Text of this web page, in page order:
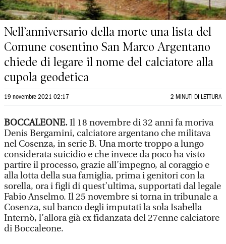
Nell’anniversario della morte una lista del
Comune cosentino San Marco Argentano
chiede di legare il nome del calciatore alla
cupola geodetica
19 novembre 2021 02:17 2 MINUTI DI LETTURA
BOCCALEONE.Il 18 novembre di 32 anni fa moriva
Denis Bergamini, calciatore argentano che militava
nel Cosenza, in serie B. Una morte troppo a lungo
considerata suicidio e che invece da poco ha visto
partire il processo, grazie all’impegno, al coraggio e
alla lotta della sua famiglia, prima i genitori con la
sorella, ora i figli di quest’ultima, supportati dal legale
Fabio Anselmo. Il 25 novembre si torna in tribunale a
Cosenza, sul banco degli imputati la sola Isabella
Internò, l’allora già ex fidanzata del 27enne calciatore
di Boccaleone.